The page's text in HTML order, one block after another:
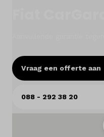
Contact
Vraag een offerte aan
088 - 292 38 20